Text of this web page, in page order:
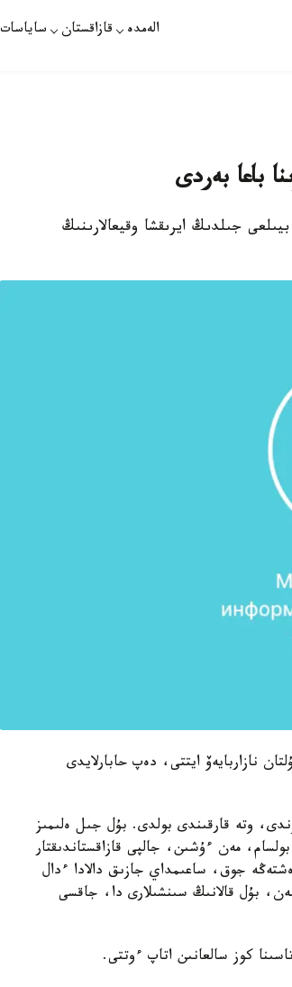
الەمدە قازاقستان ساياسات
باعا بەردى
20 جىلدىق مەرەيتويى بيىلعى جىلدىڭ ايرىقشا وقيعالارىنىڭ
نازاربايەۆ ايتتى، دەپ حابارلايدى
وتە قارقىندى بولدى. بۇل جىل ەلىمىز
بولسام، مەن ءۇشىن، جالپى قازاقستاندىقتار
ورنى ايرىقشا. ەشتەڭە جوق، ساعىمداي جازىق دالادا ءدال
بۇل قالانىڭ سىنشىلارى دا، جاقسى
كوز سالعانىن اتاپ ءوتتى.